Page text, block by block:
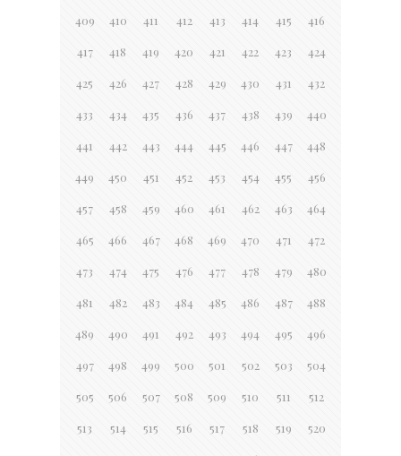
409 410 411 412 413 414 415 416
417 418 419 420 421 422 423 424
425 426 427 428 429 430 431 432
433 434 435 436 437 438 439 440
441 442 443 444 445 446 447 448
449 450 451 452 453 454 455 456
457 458 459 460 461 462 463 464
465 466 467 468 469 470 471 472
473 474 475 476 477 478 479 480
481 482 483 484 485 486 487 488
489 490 491 492 493 494 495 496
497 498 499 500 501 502 503 504
505 506 507 508 509 510 511 512
513 514 515 516 517 518 519 520